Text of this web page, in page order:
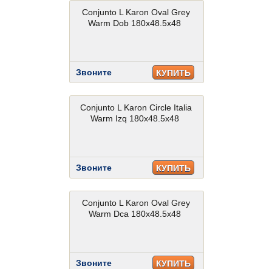
Conjunto L Karon Oval Grey
Warm Dob 180x48.5x48
Звоните КУПИТЬ
Conjunto L Karon Circle Italia
Warm Izq 180x48.5x48
Звоните КУПИТЬ
Conjunto L Karon Oval Grey
Warm Dca 180x48.5x48
Звоните КУПИТЬ